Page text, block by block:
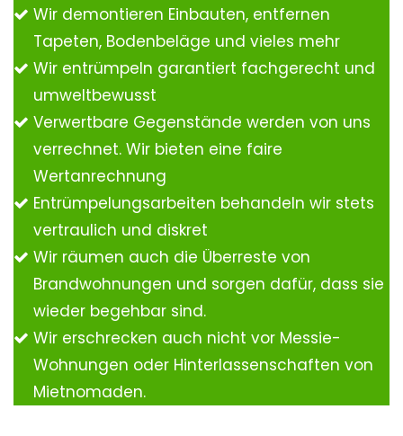
Wir demontieren Einbauten, entfernen
Tapeten, Bodenbeläge und vieles mehr
Wir entrümpeln garantiert fachgerecht und
umweltbewusst
Verwertbare Gegenstände werden von uns
verrechnet. Wir bieten eine faire
Wertanrechnung
Entrümpelungsarbeiten behandeln wir stets
vertraulich und diskret
Wir räumen auch die Überreste von
Brandwohnungen und sorgen dafür, dass sie
wieder begehbar sind.
Wir erschrecken auch nicht vor Messie-
Wohnungen oder Hinterlassenschaften von
Mietnomaden.